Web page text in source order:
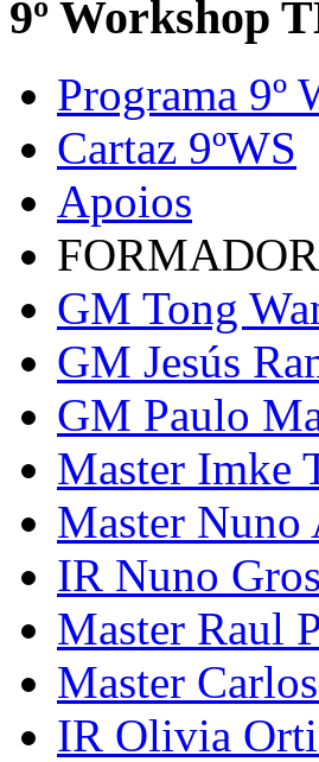
9º Workshop
Programa 9º
Cartaz 9ºWS
Apoios
GM Tong
GM Jesús
GM Paulo
Master Imke
Master Nuno
IR Nuno
Master Raul
Master
IR Olivia